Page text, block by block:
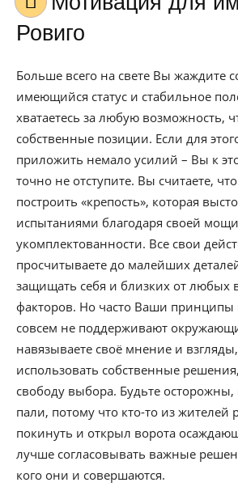
Ровиго
Больше всего на свете Вы жаждите
имеющийся статус и стабильное
хватаетесь за любую возможность,
собственные позиции. Если для
приложить немало усилий – Вы к
точно не отступите. Вы считаете,
построить «крепость», которая
испытаниями благодаря своей
укомплектованности. Все свои
просчитываете до малейших
защищать себя и близких от любых
факторов. Но часто Ваши принципы
совсем не поддерживают
навязываете своё мнение и
использовать собственные
свободу выбора. Будьте осторожны,
пали, потому что кто-то из жителей
покинуть и открыл ворота
лучше согласовывать важные
кого они и совершаются.